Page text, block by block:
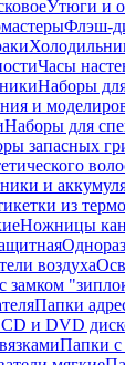
Утюги и
Флэш-
Часы
Наборы
и
Наборы для
запасных
и
из
Ножницы
воздуха
замком
Папки
и DVD
Папки